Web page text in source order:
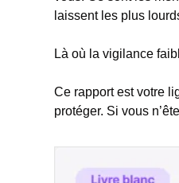
laissent les plus
Là où la vigilance
Ce rapport est votre
protéger. Si vous